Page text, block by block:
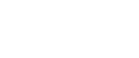
mail.de